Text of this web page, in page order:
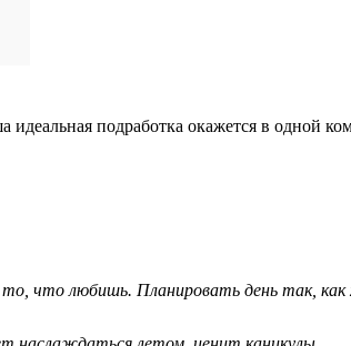
подработка окажется в одной
что любишь. Планировать день так, как